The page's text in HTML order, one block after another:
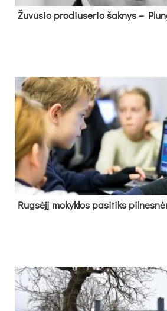
Žu­vu­sio pro­diu­se­rio šak­nys –
Rug­sė­jį mo­kyk­los pa­si­tiks